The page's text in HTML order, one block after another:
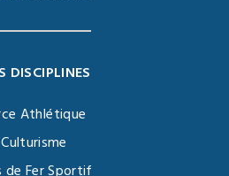
DISCIPLINES
Athlétique
Culturisme
de Fer Sportif